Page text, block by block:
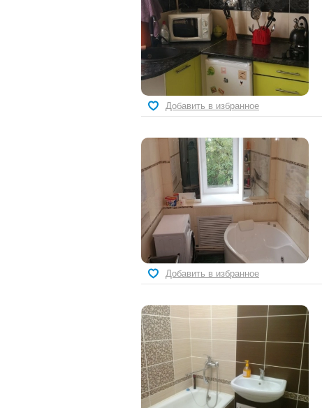
Добавить в избранное
Добавить в избранное